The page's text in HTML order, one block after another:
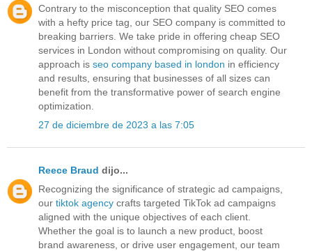
Contrary to the misconception that quality SEO comes
with a hefty price tag, our SEO company is committed to
breaking barriers. We take pride in offering cheap SEO
services in London without compromising on quality. Our
approach is seo company based in london in efficiency
and results, ensuring that businesses of all sizes can
benefit from the transformative power of search engine
optimization.
27 de diciembre de 2023 a las 7:05
Reece Braud dijo...
Recognizing the significance of strategic ad campaigns,
our tiktok agency crafts targeted TikTok ad campaigns
aligned with the unique objectives of each client.
Whether the goal is to launch a new product, boost
brand awareness, or drive user engagement, our team